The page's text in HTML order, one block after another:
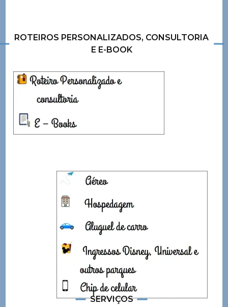
ROTEIROS PERSONALIZADOS, CONSULTORIA
E E-BOOK
SERVIÇOS